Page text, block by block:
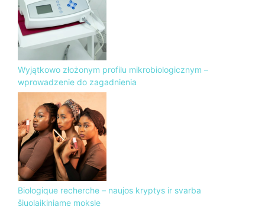
Wyjątkowo złożonym profilu mikrobiologicznym –
wprowadzenie do zagadnienia
Biologique recherche – naujos kryptys ir svarba
šiuolaikiniame moksle